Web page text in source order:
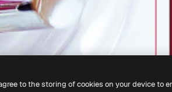
to the storing of cookies on your device to